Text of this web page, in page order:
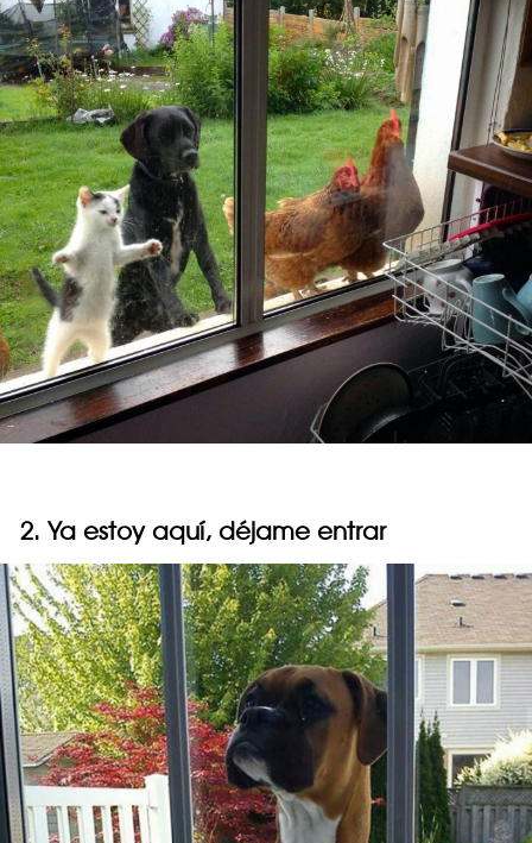
2. Ya estoy aquí, déjame entrar